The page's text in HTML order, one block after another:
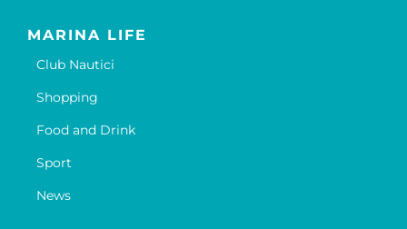
MARINA LIFE
Club Nautici
Shopping
Food and Drink
Sport
News